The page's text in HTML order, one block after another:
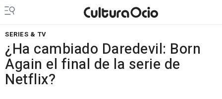
SERIES & TV
¿Ha cambiado Daredevil: Born
Again el final de la serie de
Netflix?